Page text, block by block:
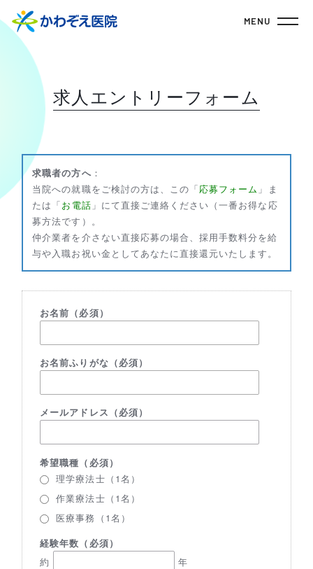
MENU
求人エントリーフォーム
求職者の方へ：
当院への就職をご検討の方は、この「応募フォーム 」ま
たは「お電話 」にて直接ご連絡ください（一番お得な応
募方法です）。
仲介業者を介さない直接応募の場合、採用手数料分を給
与や入職お祝い金としてあなたに直接還元いたします。
お名前（必須）
お名前ふりがな（必須）
メールアドレス（必須）
希望職種（必須）
理学療法士（1名）
作業療法士（1名）
医療事務（1名）
経験年数（必須）
約
年